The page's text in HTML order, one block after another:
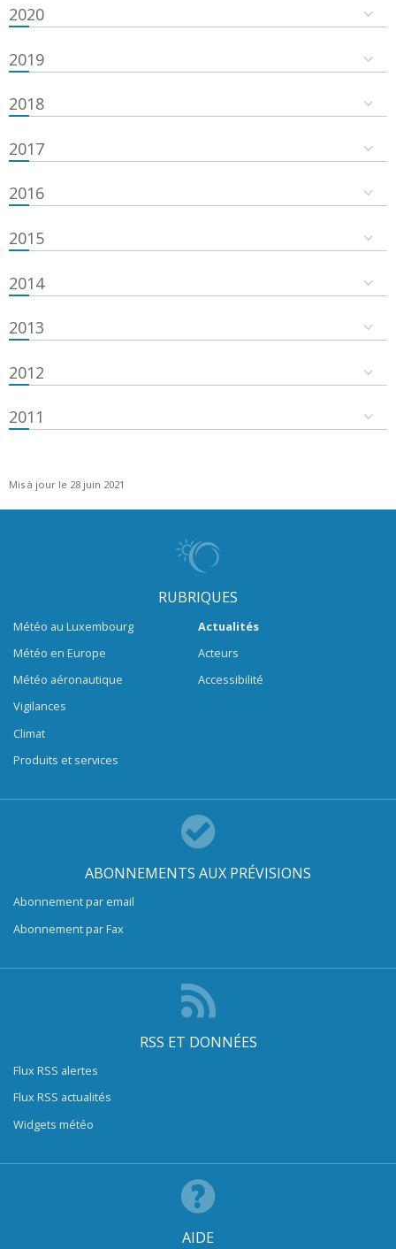
2020
2019
2018
2017
2016
2015
2014
2013
2012
2011
Mis à jour le 28 juin 2021
RUBRIQUES
Météo au Luxembourg
Météo en Europe
Météo aéronautique
Vigilances
Climat
Produits et services
Actualités
Acteurs
Accessibilité
ABONNEMENTS AUX PRÉVISIONS
Abonnement par email
Abonnement par Fax
RSS ET DONNÉES
Flux RSS alertes
Flux RSS actualités
Widgets météo
AIDE